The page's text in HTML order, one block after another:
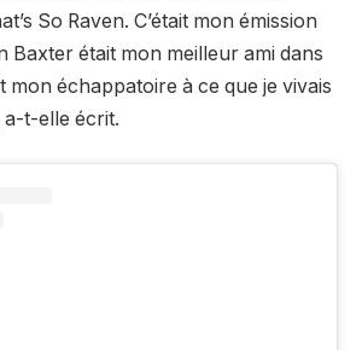
So Raven. C’était mon émission
Baxter était mon meilleur ami dans
mon échappatoire à ce que je vivais
t-elle écrit.